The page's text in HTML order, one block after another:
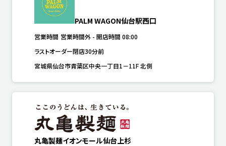
PALM WAGON仙台駅西口
営業時間 営業時間外 - 開店時間 08:00
ラストオーダー閉店30分前
宮城県仙台市青葉区中央一丁目1－11F 北側
丸亀製麺イオンモール仙台上杉